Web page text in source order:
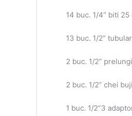
14 buc. 1/4” biti
13 buc. 1/2”
2 buc. 1/2”
2 buc. 1/2” chei
1 buc. 1/2”3